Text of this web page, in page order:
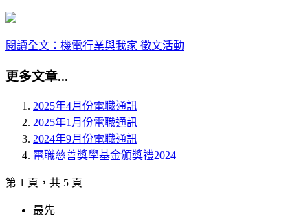
閱讀全文：機電行業與我家 徵文活動
更多文章...
2025年4月份電職通訊
2025年1月份電職通訊
2024年9月份電職通訊
電職慈善獎學基金頒獎禮2024
第 1 頁，共 5 頁
最先